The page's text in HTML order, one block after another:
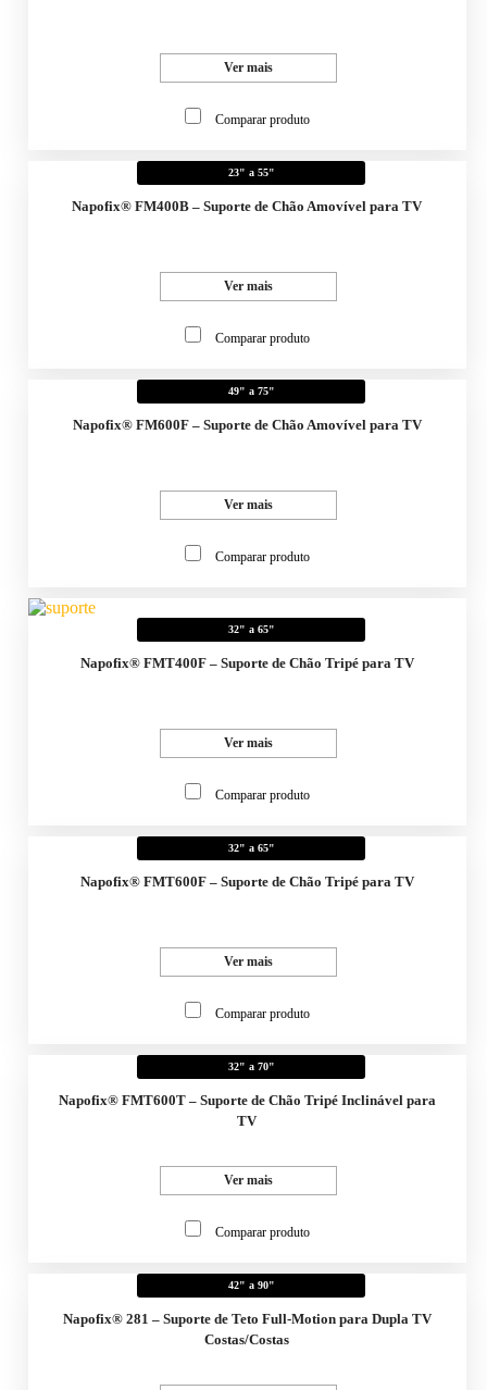
Ver mais
Comparar produto
23" a 55"
Napofix® FM400B – Suporte de Chão Amovível para TV
Ver mais
Comparar produto
49" a 75"
Napofix® FM600F – Suporte de Chão Amovível para TV
Ver mais
Comparar produto
32" a 65"
Napofix® FMT400F – Suporte de Chão Tripé para TV
Ver mais
Comparar produto
32" a 65"
Napofix® FMT600F – Suporte de Chão Tripé para TV
Ver mais
Comparar produto
32" a 70"
Napofix® FMT600T – Suporte de Chão Tripé Inclinável para
TV
Ver mais
Comparar produto
42" a 90"
Napofix® 281 – Suporte de Teto Full-Motion para Dupla TV
Costas/Costas